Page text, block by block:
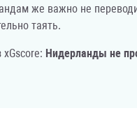
же важно не
таять.
xGscore: Нидерланды не